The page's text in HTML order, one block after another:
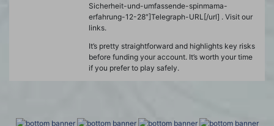
Sicherheit-und-umfassende-spinmama-
erfahrung-12-28″]Telegraph-URL[/url] . Visit our
links.
It’s pretty straightforward and highlights key risks
before funding your account. It’s worth your time
if you prefer to play safely.